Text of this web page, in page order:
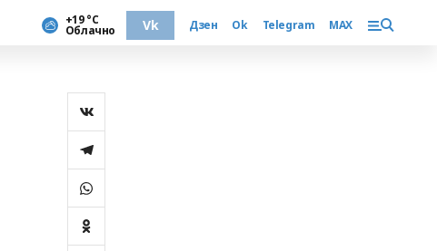
+19 °С
Облачно Vk Дзен Ok Telegram MAX